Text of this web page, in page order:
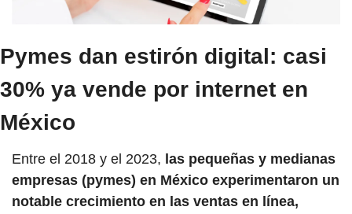
Pymes dan estirón digital: casi
30% ya vende por internet en
México
Entre el 2018 y el 2023, las pequeñas y medianas
empresas (pymes) en México experimentaron un
notable crecimiento en las ventas en línea,